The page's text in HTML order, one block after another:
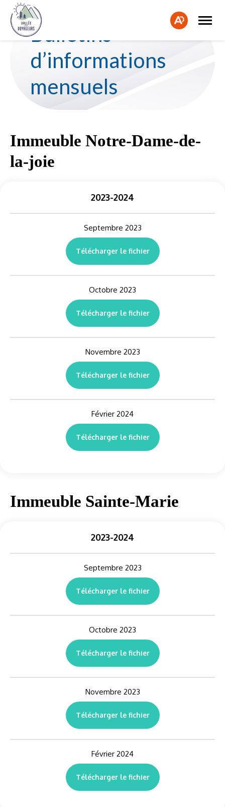
Ouvrir
la
la
site
Bulletins
d’informations
mensuels
Immeuble Notre-Dame-de-
la-joie
2023-2024
Septembre 2023
Télécharger le fichier
Octobre 2023
Télécharger le fichier
Novembre 2023
Télécharger le fichier
Février 2024
Télécharger le fichier
Immeuble Sainte-Marie
2023-2024
Septembre 2023
Télécharger le fichier
Octobre 2023
Télécharger le fichier
Novembre 2023
Télécharger le fichier
Février 2024
Télécharger le fichier